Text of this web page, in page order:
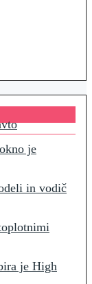
je
in vodič
je High